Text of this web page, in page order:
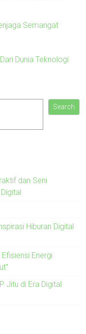
Semangat
Dunia Teknologi
Search
dan Seni
Hiburan Digital
Energi
Jitu di Era Digital